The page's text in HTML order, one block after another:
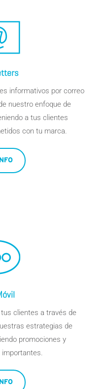
informativos por correo
nuestro enfoque de
a tus clientes
con tu marca.
clientes a través de
estrategias de
promociones y